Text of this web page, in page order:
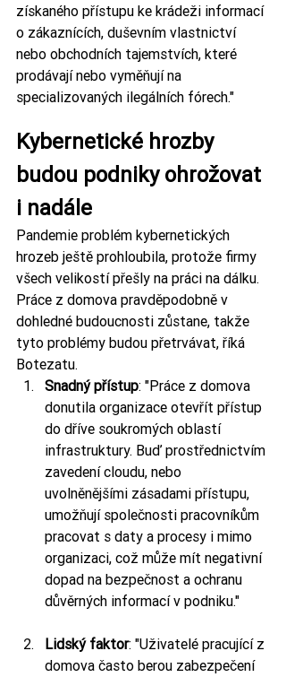
získaného přístupu ke krádeži informací
o zákaznících, duševním vlastnictví
nebo obchodních tajemstvích, které
prodávají nebo vyměňují na
specializovaných ilegálních fórech."
Kybernetické hrozby
budou podniky ohrožovat
i nadále
Pandemie problém kybernetických
hrozeb ještě prohloubila, protože firmy
všech velikostí přešly na práci na dálku.
Práce z domova pravděpodobně v
dohledné budoucnosti zůstane, takže
tyto problémy budou přetrvávat, říká
Botezatu.
Snadný přístup: "Práce z domova
donutila organizace otevřít přístup
do dříve soukromých oblastí
infrastruktury. Buď prostřednictvím
zavedení cloudu, nebo
uvolněnějšími zásadami přístupu,
umožňují společnosti pracovníkům
pracovat s daty a procesy i mimo
organizaci, což může mít negativní
dopad na bezpečnost a ochranu
důvěrných informací v podniku."
Lidský faktor: "Uživatelé pracující z
domova často berou zabezpečení